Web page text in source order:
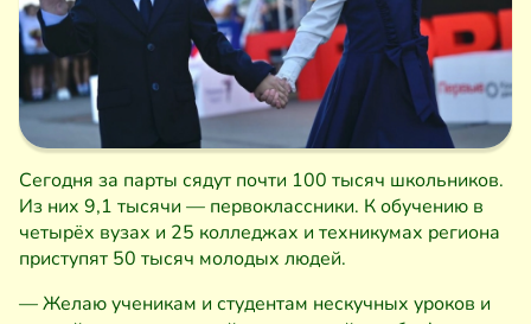
Сегодня за парты сядут почти 100 тысяч школьников.
Из них 9,1 тысячи — первоклассники. К обучению в
четырёх вузах и 25 колледжах и техникумах региона
приступят 50 тысяч молодых людей.
— Желаю ученикам и студентам нескучных уроков и